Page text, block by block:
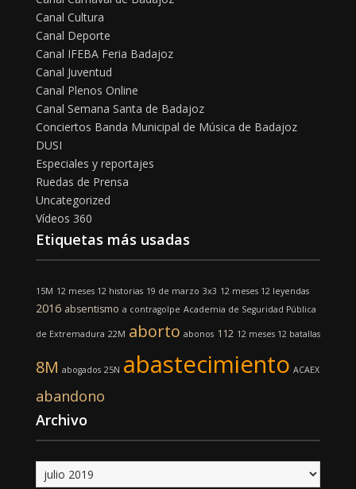
Canal Cultura
Canal Deporte
Canal IFEBA Feria Badajoz
Canal Juventud
Canal Plenos Online
Canal Semana Santa de Badajoz
Conciertos Banda Municipal de Música de Badajoz
DUSI
Especiales y reportajes
Ruedas de Prensa
Uncategorized
Vídeos 360
Etiquetas más usadas
15M 12 meses 12 historias 19 de marzo 3x3 12 meses 12 leyendas
2016 absentismo a contragolpe Academia de Seguridad Pública
de Extremadura 22M aborto abonos 112 12 meses 12 batallas
8M abogados 25N abastecimiento ACAEX
abandono
Archivo
Archivo